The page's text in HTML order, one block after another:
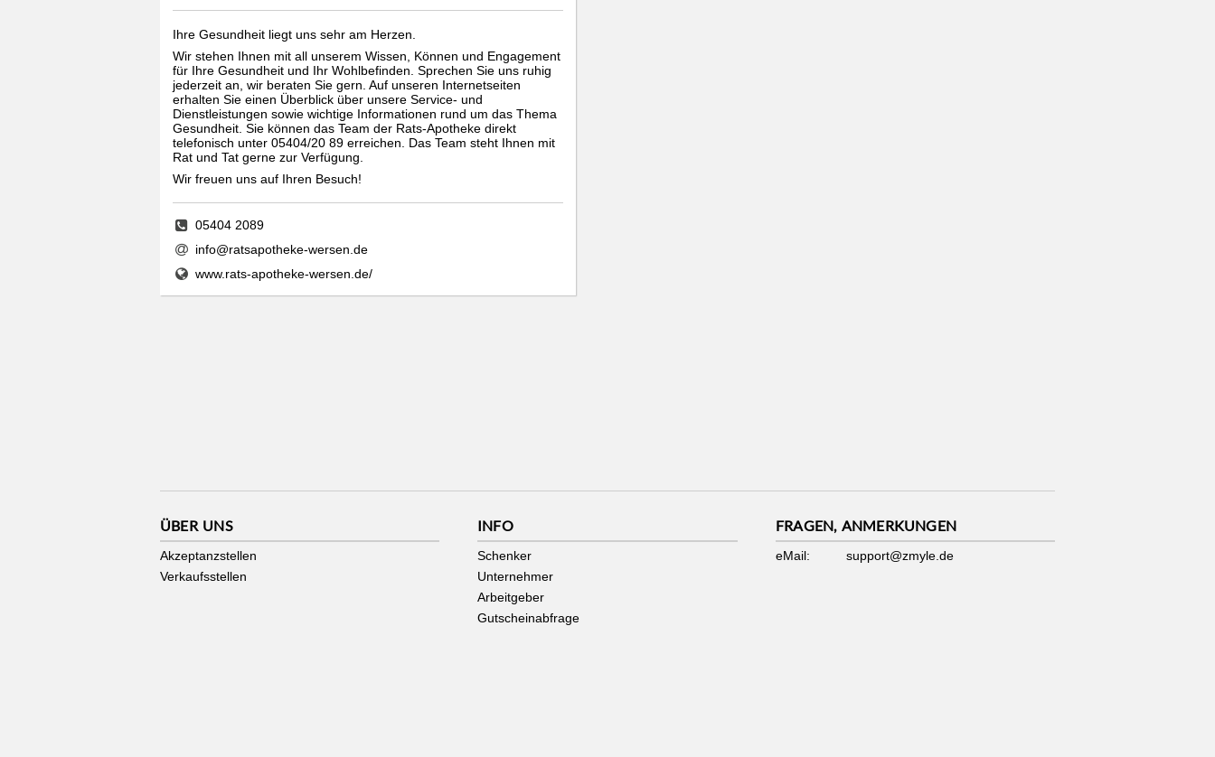
Ihre Gesundheit liegt uns sehr am Herzen.
Wir stehen Ihnen mit all unserem Wissen, Können und Engagement
für Ihre Gesundheit und Ihr Wohlbefinden. Sprechen Sie uns ruhig
jederzeit an, wir beraten Sie gern. Auf unseren Internetseiten
erhalten Sie einen Überblick über unsere Service- und
Dienstleistungen sowie wichtige Informationen rund um das Thema
Gesundheit. Sie können das Team der Rats-Apotheke direkt
telefonisch unter 05404/20 89 erreichen. Das Team steht Ihnen mit
Rat und Tat gerne zur Verfügung.
Wir freuen uns auf Ihren Besuch!
05404 2089
info@ratsapotheke-wersen.de
www.rats-apotheke-wersen.de/
ÜBER UNS
Akzeptanzstellen
Verkaufsstellen
INFO
Schenker
Unternehmer
Arbeitgeber
Gutscheinabfrage
FRAGEN, ANMERKUNGEN
eMail: support@zmyle.de